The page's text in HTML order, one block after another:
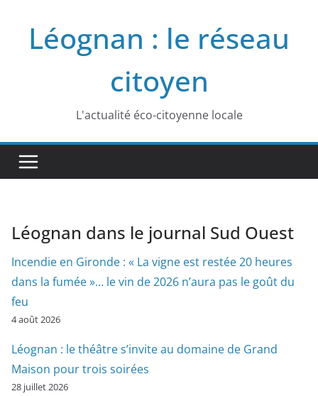
contenuLéognan : le réseau
citoyen
L'actualité éco-citoyenne locale
Léognan dans le journal Sud Ouest
Incendie en Gironde : « La vigne est restée 20 heures
dans la fumée »… le vin de 2026 n’aura pas le goût du
feu
4 août 2026
Léognan : le théâtre s’invite au domaine de Grand
Maison pour trois soirées
28 juillet 2026